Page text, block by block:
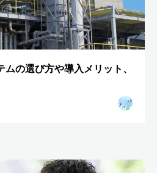
の選び方や導入メリット、